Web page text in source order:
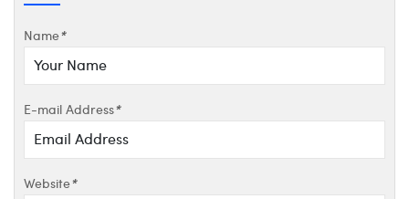
Name*
E-mail Address*
Website*